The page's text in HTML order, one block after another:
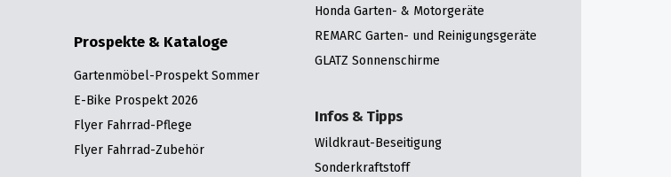
Prospekte & Kataloge
Gartenmöbel-Prospekt Sommer
E-Bike Prospekt 2026
Flyer Fahrrad-Pflege
Flyer Fahrrad-Zubehör
Honda Garten- & Motorgeräte
REMARC Garten- und Reinigungsgeräte
GLATZ Sonnenschirme
Infos & Tipps
Wildkraut-Beseitigung
Sonderkraftstoff